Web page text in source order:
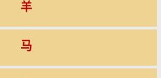
羊
马